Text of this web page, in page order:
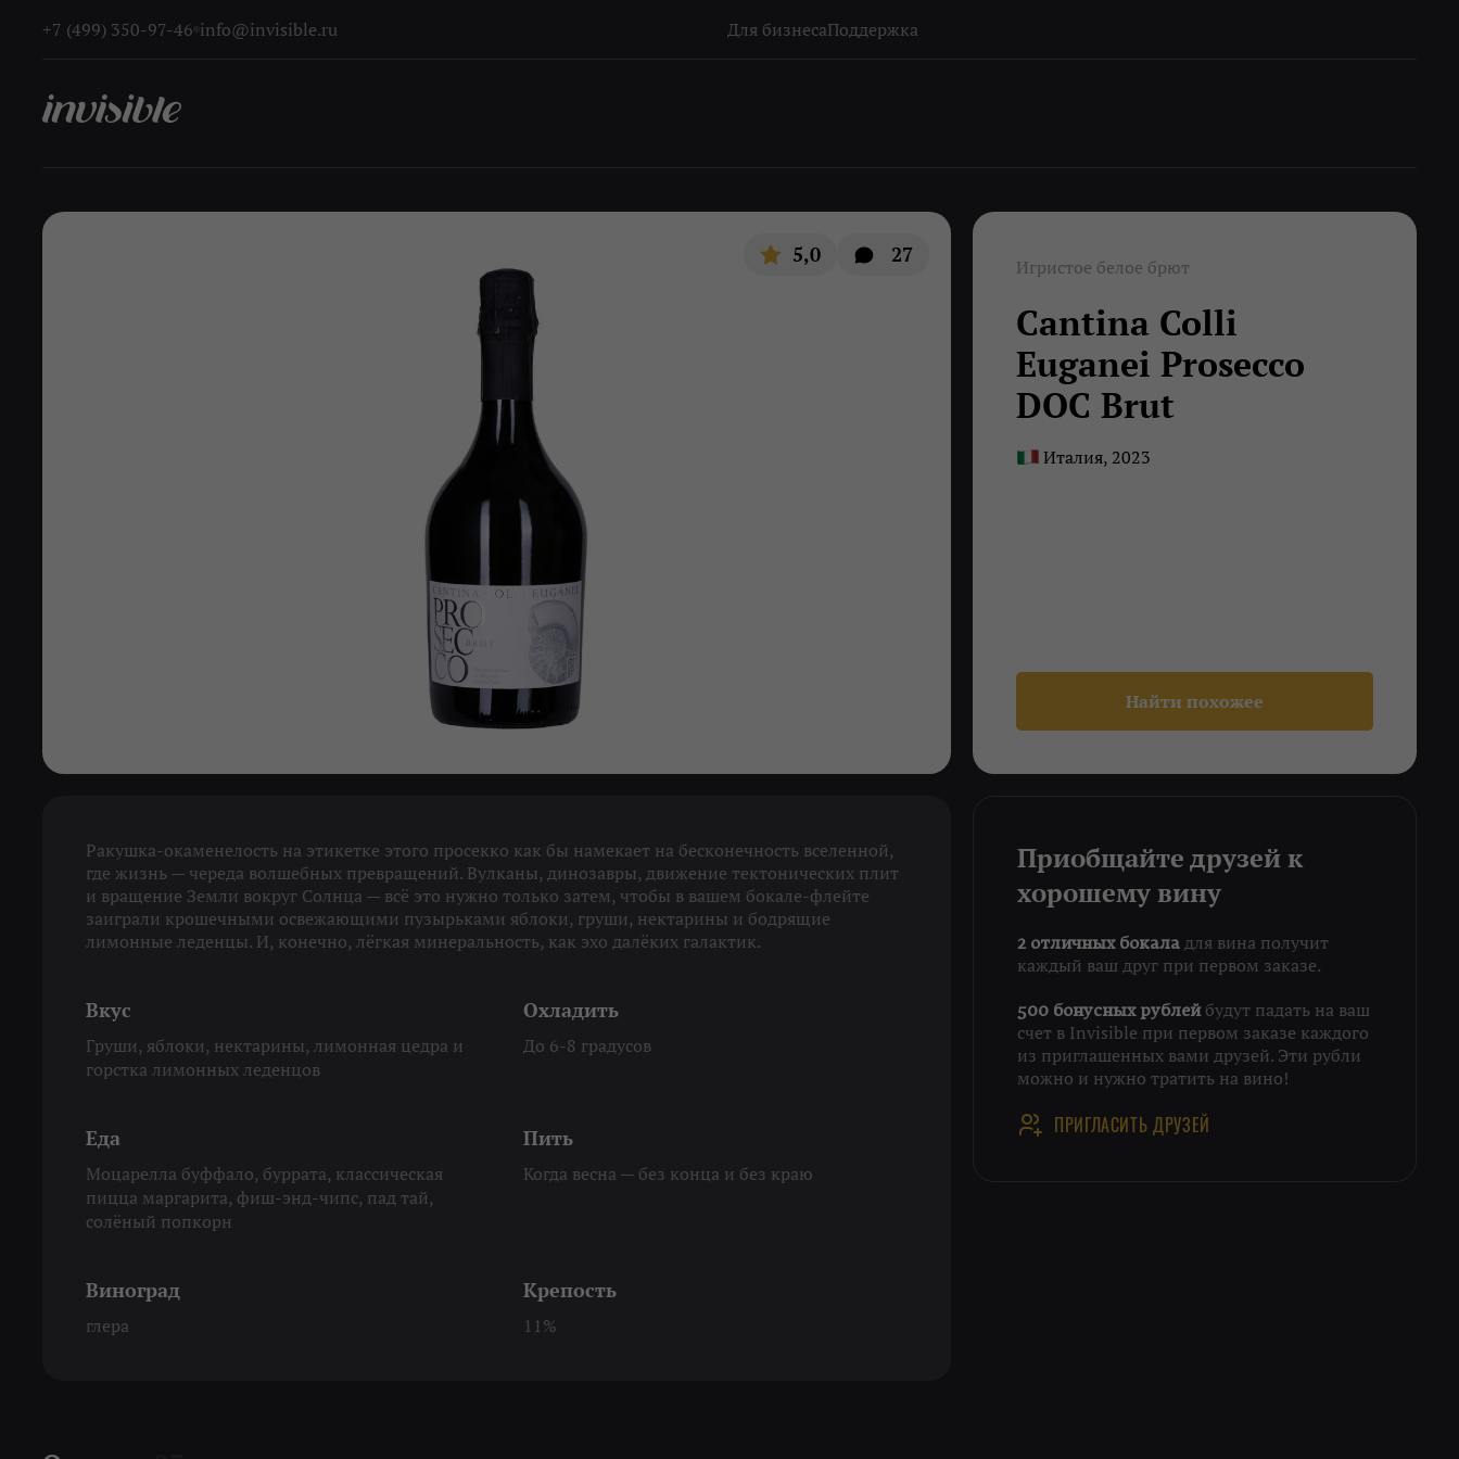
+7 (499) 350-97-46 info@invisible.ru Для бизнесаПоддержка
5,0 27 Игристое белое брют
Cantina Colli
Euganei Prosecco
DOC Brut
Италия, 2023
Найти похожее
Ракушка-окаменелость на этикетке этого просекко как бы намекает на бесконечность вселенной,
где жизнь — череда волшебных превращений. Вулканы, динозавры, движение тектонических плит
и вращение Земли вокруг Солнца — всё это нужно только затем, чтобы в вашем бокале-флейте
заиграли крошечными освежающими пузырьками яблоки, груши, нектарины и бодрящие
лимонные леденцы. И, конечно, лёгкая минеральность, как эхо далёких галактик.
Вкус
Груши, яблоки, нектарины, лимонная цедра и
горстка лимонных леденцов
Охладить
До 6-8 градусов
Еда
Моцарелла буффало, буррата, классическая
пицца маргарита, фиш-энд-чипс, пад тай,
солёный попкорн
Пить
Когда весна — без конца и без краю
Виноград
глера
Крепость
11%
Приобщайте друзей к
хорошему вину
2 отличных бокала для вина получит
каждый ваш друг при первом заказе.
500 бонусных рублейбудут падать на ваш
счет в Invisible при первом заказе каждого
из приглашенных вами друзей. Эти рубли
можно и нужно тратить на вино!
ПРИГЛАСИТЬ ДРУЗЕЙ